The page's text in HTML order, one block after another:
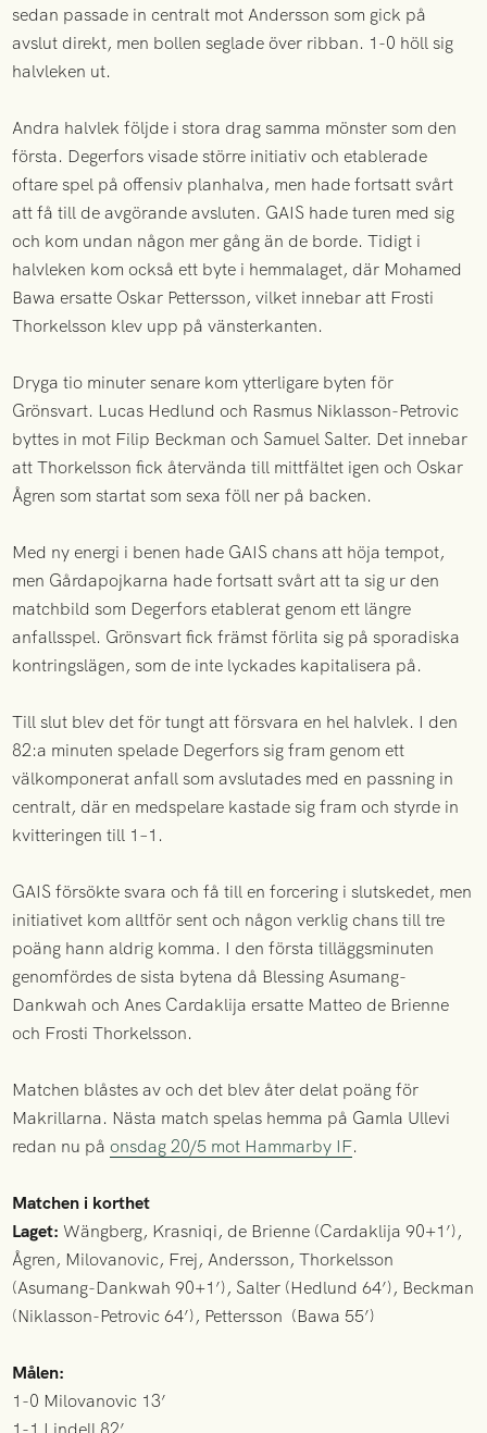
sedan passade in centralt mot Andersson som gick på
avslut direkt, men bollen seglade över ribban. 1-0 höll sig
halvleken ut.
Andra halvlek följde i stora drag samma mönster som den
första. Degerfors visade större initiativ och etablerade
oftare spel på offensiv planhalva, men hade fortsatt svårt
att få till de avgörande avsluten. GAIS hade turen med sig
och kom undan någon mer gång än de borde. Tidigt i
halvleken kom också ett byte i hemmalaget, där Mohamed
Bawa ersatte Oskar Pettersson, vilket innebar att Frosti
Thorkelsson klev upp på vänsterkanten.
Dryga tio minuter senare kom ytterligare byten för
Grönsvart. Lucas Hedlund och Rasmus Niklasson-Petrovic
byttes in mot Filip Beckman och Samuel Salter. Det innebar
att Thorkelsson fick återvända till mittfältet igen och Oskar
Ågren som startat som sexa föll ner på backen.
Med ny energi i benen hade GAIS chans att höja tempot,
men Gårdapojkarna hade fortsatt svårt att ta sig ur den
matchbild som Degerfors etablerat genom ett längre
anfallsspel. Grönsvart fick främst förlita sig på sporadiska
kontringslägen, som de inte lyckades kapitalisera på.
Till slut blev det för tungt att försvara en hel halvlek. I den
82:a minuten spelade Degerfors sig fram genom ett
välkomponerat anfall som avslutades med en passning in
centralt, där en medspelare kastade sig fram och styrde in
kvitteringen till 1–1.
GAIS försökte svara och få till en forcering i slutskedet, men
initiativet kom alltför sent och någon verklig chans till tre
poäng hann aldrig komma. I den första tilläggsminuten
genomfördes de sista bytena då Blessing Asumang-
Dankwah och Anes Cardaklija ersatte Matteo de Brienne
och Frosti Thorkelsson.
Matchen blåstes av och det blev åter delat poäng för
Makrillarna. Nästa match spelas hemma på Gamla Ullevi
redan nu på onsdag 20/5 mot Hammarby IF.
Matchen i korthet
Laget: Wängberg, Krasniqi, de Brienne (Cardaklija 90+1’),
Ågren, Milovanovic, Frej, Andersson, Thorkelsson
(Asumang-Dankwah 90+1’), Salter (Hedlund 64’), Beckman
(Niklasson-Petrovic 64’), Pettersson (Bawa 55’)
Målen:
1-0 Milovanovic 13’